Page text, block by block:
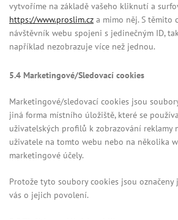
vytvoříme na základě vašeho kliknutí a
https://www.proslim.cz a mimo něj. S těmito
návštěvník webu spojeni s jedinečným ID,
například nezobrazuje více než jednou.
5.4 Marketingové/Sledovací cookies
Marketingové/sledovací cookies jsou
jiná forma místního úložiště, které se
uživatelských profilů k zobrazování reklamy
uživatele na tomto webu nebo na několika
marketingové účely.
Protože tyto soubory cookies jsou označeny
vás o jejich povolení.